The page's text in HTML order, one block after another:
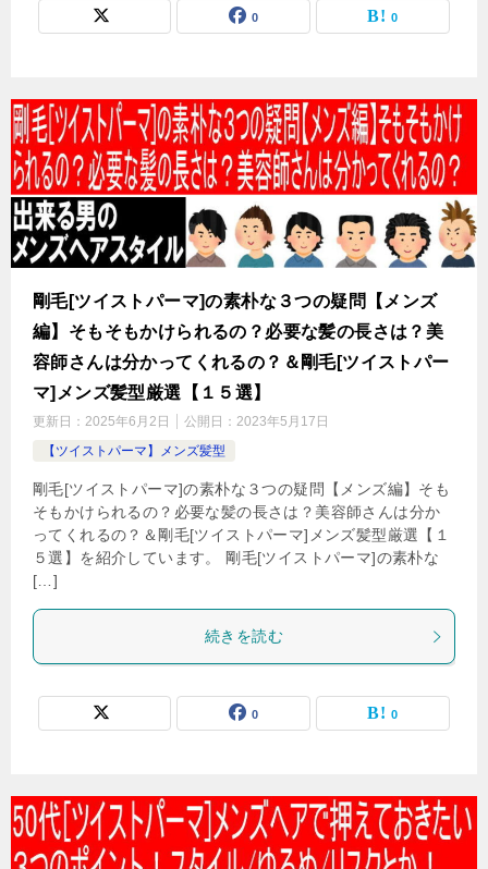
0 0
剛毛[ツイストパーマ]の素朴な３つの疑問【メンズ
編】そもそもかけられるの？必要な髪の長さは？美
容師さんは分かってくれるの？＆剛毛[ツイストパー
マ]メンズ髪型厳選【１５選】
更新日： 2025年6月2日 公開日： 2023年5月17日
【ツイストパーマ】メンズ髪型
剛毛[ツイストパーマ]の素朴な３つの疑問【メンズ編】そも
そもかけられるの？必要な髪の長さは？美容師さんは分か
ってくれるの？＆剛毛[ツイストパーマ]メンズ髪型厳選【１
５選】を紹介しています。 剛毛[ツイストパーマ]の素朴な
[…]
続きを読む
0 0